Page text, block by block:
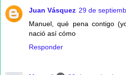
Juan Vásquez 29 de
Manuel, qué pena contigo
nació así cómo
Responder